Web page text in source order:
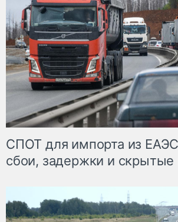
СПОТ для импорта из
сбои, задержки и